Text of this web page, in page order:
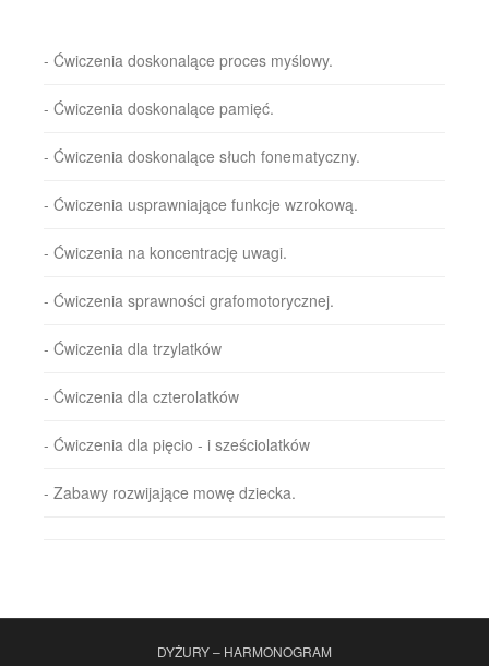
- Ćwiczenia doskonalące proces myślowy.
- Ćwiczenia doskonalące pamięć.
- Ćwiczenia doskonalące słuch fonematyczny.
- Ćwiczenia usprawniające funkcje wzrokową.
- Ćwiczenia na koncentrację uwagi.
- Ćwiczenia sprawności grafomotorycznej.
- Ćwiczenia dla trzylatków
- Ćwiczenia dla czterolatków
- Ćwiczenia dla pięcio - i sześciolatków
- Zabawy rozwijające mowę dziecka.
DYŻURY – HARMONOGRAM